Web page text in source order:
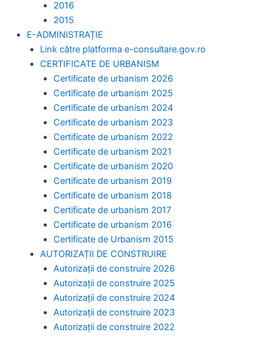
2016
2015
E-ADMINISTRAȚIE
Link către platforma e-consultare.gov.ro
CERTIFICATE DE URBANISM
Certificate de urbanism 2026
Certificate de urbanism 2025
Certificate de urbanism 2024
Certificate de urbanism 2023
Certificate de urbanism 2022
Certificate de urbanism 2021
Certificate de urbanism 2020
Certificate de urbanism 2019
Certificate de urbanism 2018
Certificate de urbanism 2017
Certificate de urbanism 2016
Certificate de Urbanism 2015
AUTORIZAȚII DE CONSTRUIRE
Autorizații de construire 2026
Autorizații de construire 2025
Autorizații de construire 2024
Autorizații de construire 2023
Autorizații de construire 2022